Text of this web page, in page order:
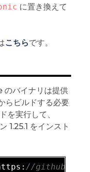
に置き換えて
こちらです。
バイナリは提供
らビルドする必要
を実行して、
をインスト
//